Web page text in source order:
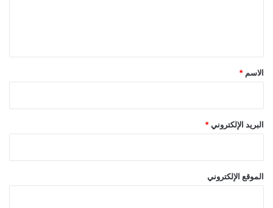
*
الاسم *
البريد الإلكتروني *
الموقع الإلكتروني